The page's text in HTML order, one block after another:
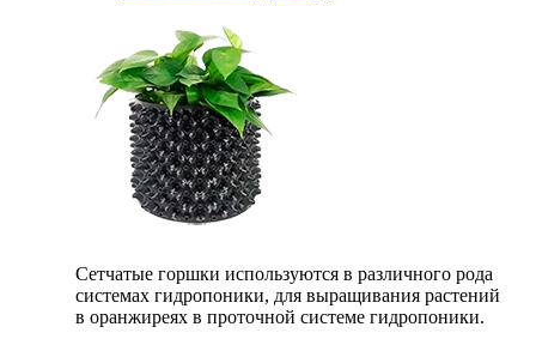
Сетчатые горшки используются в различного рода
системах гидропоники, для выращивания растений
в оранжиреях в проточной системе гидропоники.